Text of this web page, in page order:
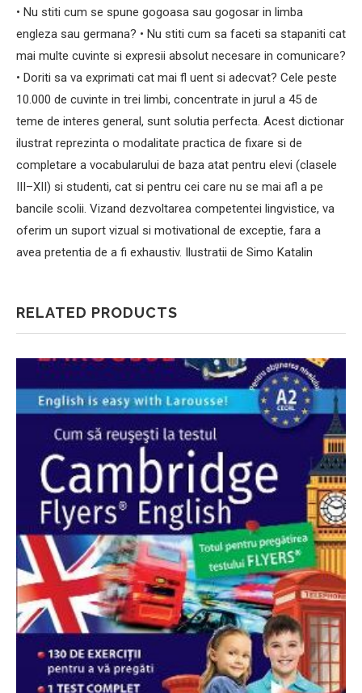
• Nu stiti cum se spune gogoasa sau gogosar in limba
engleza sau germana? • Nu stiti cum sa faceti sa stapaniti cat
mai multe cuvinte si expresii absolut necesare in comunicare?
• Doriti sa va exprimati cat mai fl uent si adecvat? Cele peste
10.000 de cuvinte in trei limbi, concentrate in jurul a 45 de
teme de interes general, sunt solutia perfecta. Acest dictionar
ilustrat reprezinta o modalitate practica de fixare si de
completare a vocabularului de baza atat pentru elevi (clasele
III–XII) si studenti, cat si pentru cei care nu se mai afl a pe
bancile scolii. Vizand dezvoltarea competentei lingvistice, va
oferim un suport vizual si motivational de exceptie, fara a
avea pretentia de a fi exhaustiv. Ilustratii de Simo Katalin
RELATED PRODUCTS